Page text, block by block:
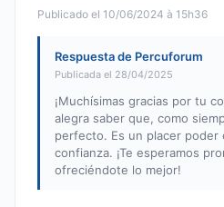
Publicado el 10/06/2024 à 15h36
Respuesta de Percuforum
Publicada el 28/04/2025
¡Muchísimas gracias por tu
alegra saber que, como
perfecto. Es un placer poder
confianza. ¡Te esperamos
ofreciéndote lo mejor!